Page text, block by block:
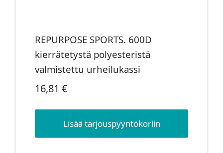
REPURPOSE SPORTS. 600D
kierrätetystä polyesteristä
valmistettu urheilukassi
16,81 €
Lisää tarjouspyyntökoriin